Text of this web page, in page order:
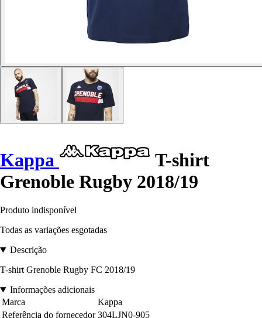
Kappa
T-shirt
Grenoble Rugby 2018/19
Produto indisponível
Todas as variações esgotadas
Descrição
T-shirt Grenoble Rugby FC 2018/19
Informações adicionais
Marca
Kappa
Referência do fornecedor 304LJN0-905